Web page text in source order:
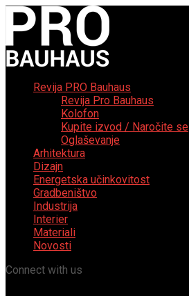
Revija PRO Bauhaus
Revija Pro Bauhaus
Kolofon
Kupite izvod / Naročite se
Oglaševanje
Arhitektura
Dizajn
Energetska učinkovitost
Gradbeništvo
Industrija
Interier
Materiali
Novosti
Connect with us